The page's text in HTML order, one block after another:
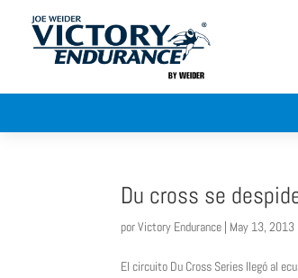
Du cross se
porVictory Endurance May 13, 2013
El circuito Du Cross Series llegó al